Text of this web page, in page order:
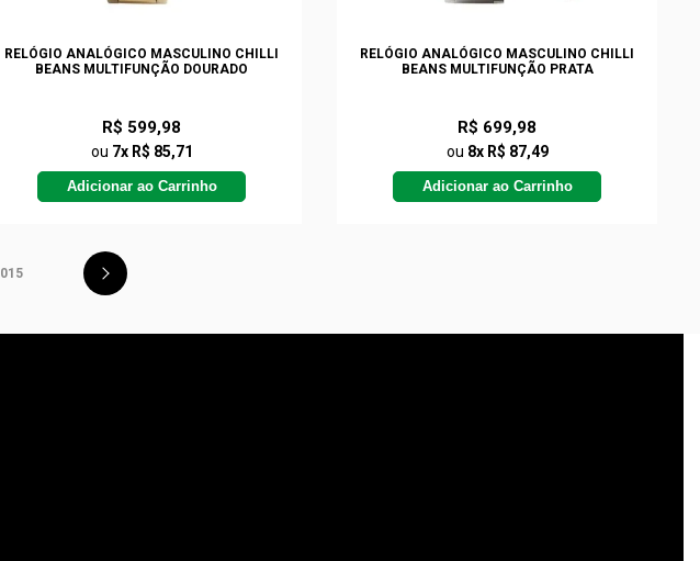
RELÓGIO ANALÓGICO MASCULINO CHILLI
BEANS MULTIFUNÇÃO DOURADO
R$ 599,98
ou 7x R$ 85,71
Adicionar ao Carrinho
RELÓGIO ANALÓGICO MASCULINO CHILLI
BEANS MULTIFUNÇÃO PRATA
R$ 699,98
ou 8x R$ 87,49
Adicionar ao Carrinho
015